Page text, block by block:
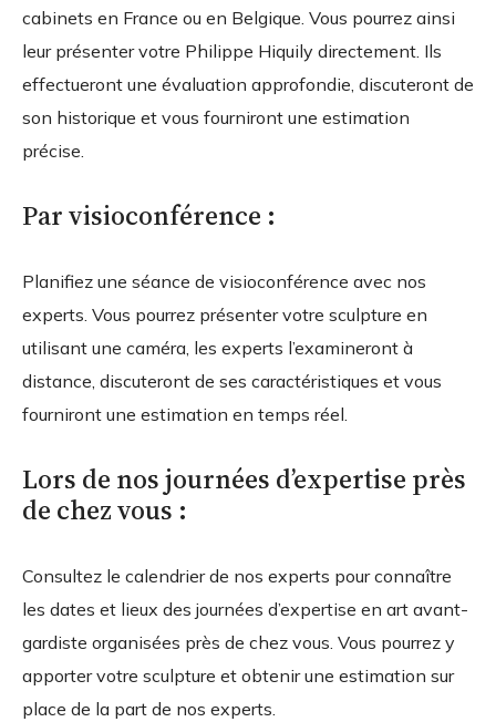
cabinets en France ou en Belgique. Vous pourrez ainsi
leur présenter votre Philippe Hiquily directement. Ils
effectueront une évaluation approfondie, discuteront de
son historique et vous fourniront une estimation
précise.
Par visioconférence :
Planifiez une séance de visioconférence avec nos
experts. Vous pourrez présenter votre sculpture en
utilisant une caméra, les experts l’examineront à
distance, discuteront de ses caractéristiques et vous
fourniront une estimation en temps réel.
Lors de nos journées d’expertise près
de chez vous :
Consultez le calendrier de nos experts pour connaître
les dates et lieux des journées d’expertise en art avant-
gardiste organisées près de chez vous. Vous pourrez y
apporter votre sculpture et obtenir une estimation sur
place de la part de nos experts.